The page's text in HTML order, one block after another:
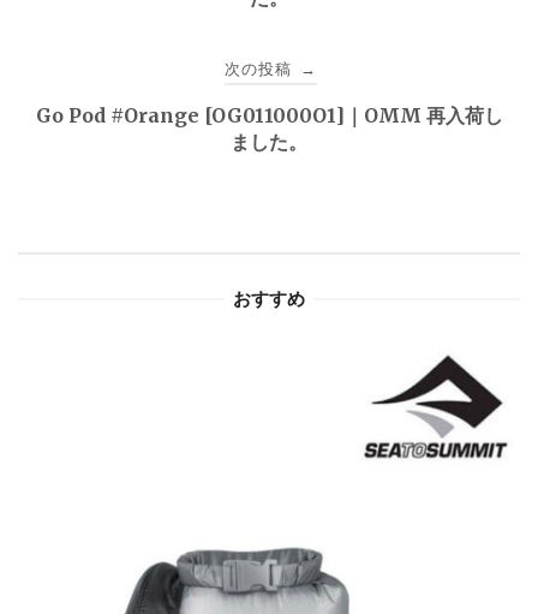
ゲ
次の投稿 →
Go Pod #Orange [OG011000O1]｜OMM 再入荷し
ました。
おすすめ